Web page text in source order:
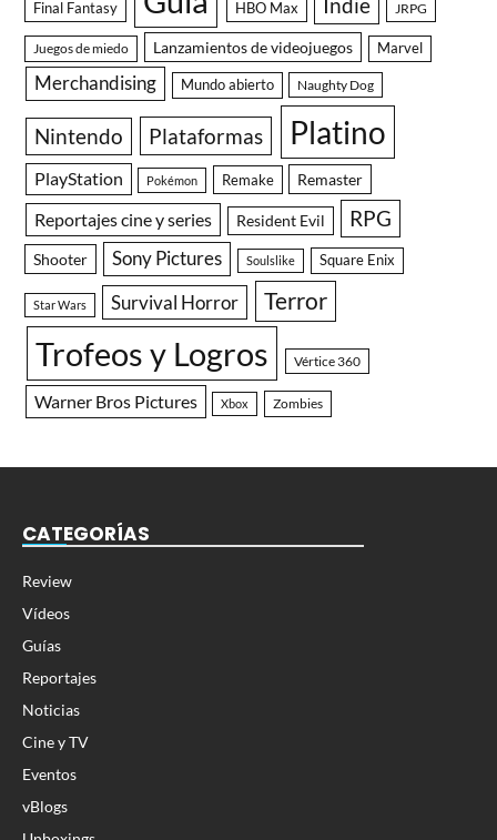
Final Fantasy HBO Max Indie JRPG
Juegos de miedo Lanzamientos de videojuegos Marvel
Merchandising Mundo abierto Naughty Dog
Nintendo Plataformas Platino
PlayStation Pokémon Remake Remaster
Reportajes cine y series Resident Evil RPG
Shooter Sony Pictures Soulslike Square Enix
Star Wars Survival Horror Terror
Trofeos y Logros Vértice 360
Warner Bros Pictures Xbox Zombies
CATEGORÍAS
Review
Vídeos
Guías
Reportajes
Noticias
Cine y TV
Eventos
vBlogs